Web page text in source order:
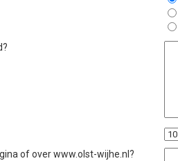
of over www.olst-wijhe.nl?